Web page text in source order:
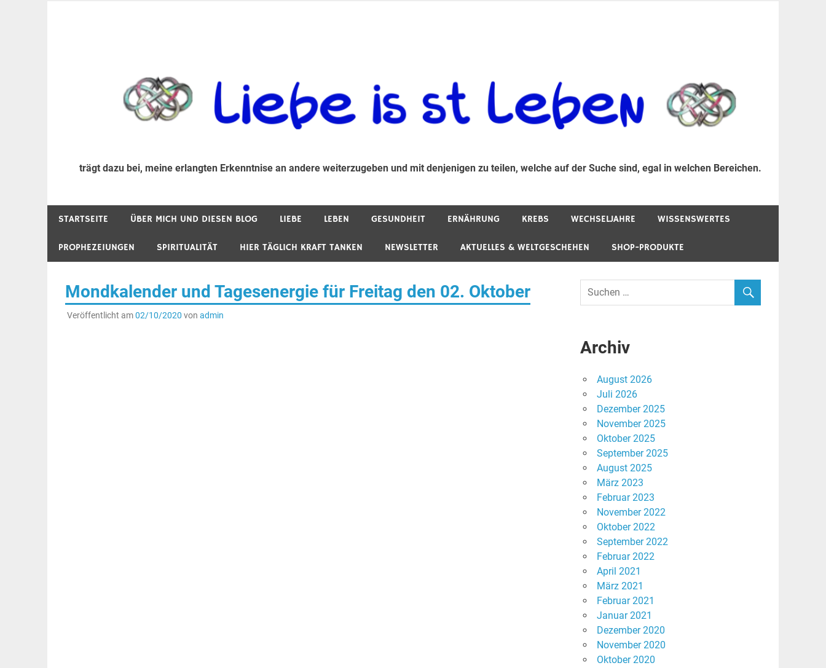
trägt dazu bei, meine erlangten Erkenntnise an andere weiterzugeben und mit denjenigen zu teilen, welche auf der Suche sind, egal in welchen Bereichen.
STARTSEITE ÜBER MICH UND DIESEN BLOG LIEBE LEBEN GESUNDHEIT ERNÄHRUNG KREBS WECHSELJAHRE WISSENSWERTES
PROPHEZEIUNGEN SPIRITUALITÄT HIER TÄGLICH KRAFT TANKEN NEWSLETTER AKTUELLES & WELTGESCHEHEN SHOP-PRODUKTE
Mondkalender und Tagesenergie für Freitag den 02. Oktober
Veröffentlicht am02/10/2020 von admin
Archiv
August 2026
Juli 2026
Dezember 2025
November 2025
Oktober 2025
September 2025
August 2025
März 2023
Februar 2023
November 2022
Oktober 2022
September 2022
Februar 2022
April 2021
März 2021
Februar 2021
Januar 2021
Dezember 2020
November 2020
Oktober 2020